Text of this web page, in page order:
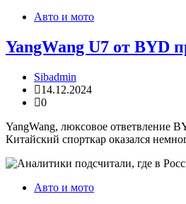
Авто и мото
YangWang U7 от BYD
Sibadmin
14.12.2024
0
YangWang, люксовое ответвление
Китайский спорткар оказался
Авто и мото